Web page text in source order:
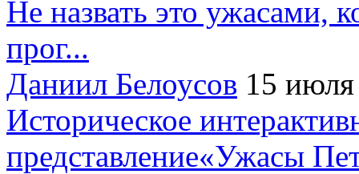
Не назвать это ужасами,
прог...
Даниил Белоусов 15
Историческое
представление«Ужасы